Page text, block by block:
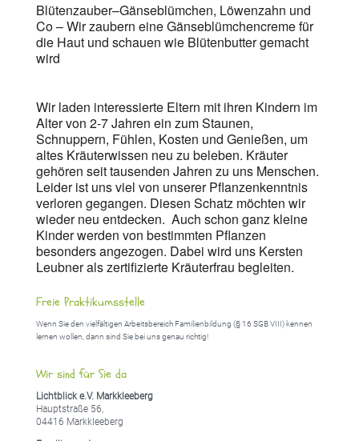
Blütenzauber–Gänseblümchen, Löwenzahn und
Co – Wir zaubern eine Gänseblümchencreme für
die Haut und schauen wie Blütenbutter gemacht
wird
Wir laden interessierte Eltern mit ihren Kindern im
Alter von 2-7 Jahren ein zum Staunen,
Schnuppern, Fühlen, Kosten und Genießen, um
altes Kräuterwissen neu zu beleben. Kräuter
gehören seit tausenden Jahren zu uns Menschen.
Leider ist uns viel von unserer Pflanzenkenntnis
verloren gegangen. Diesen Schatz möchten wir
wieder neu entdecken. Auch schon ganz kleine
Kinder werden von bestimmten Pflanzen
besonders angezogen. Dabei wird uns Kersten
Leubner als zertifizierte Kräuterfrau begleiten.
Freie Praktikumsstelle
Wenn Sie den vielfältigen Arbeitsbereich Familienbildung (§ 16 SGB VIII) kennen
lernen wollen, dann sind Sie bei uns genau richtig!
Wir sind für Sie da
Lichtblick e.V. Markkleeberg
Hauptstraße 56,
04416 Markkleeberg